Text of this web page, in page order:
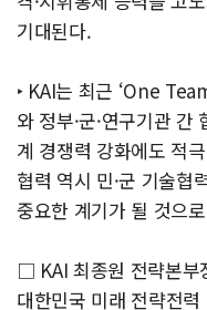
기대된다.
‣ KAI는 최근 ‘One
와 정부·군·연구기관
계 경쟁력 강화에도 적
협력 역시 민·군 기술협
중요한 계기가 될 것으
□ KAI 최종원 전략본부
대한민국 미래 전략전